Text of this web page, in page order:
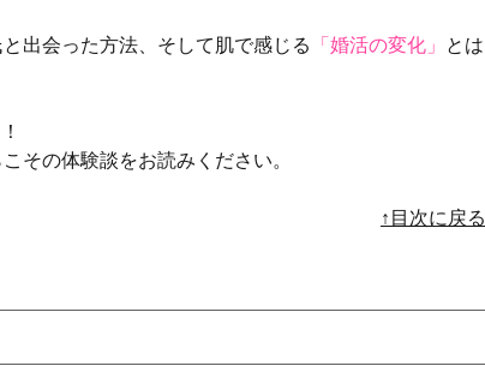
出会った方法、そして肌で感じる 「婚活の変化」
とは
その体験談をお読みください。
↑目次に戻る